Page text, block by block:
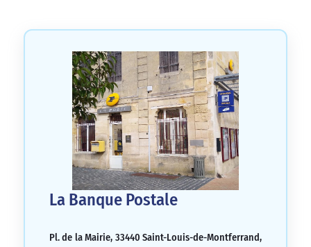
La Banque Postale
Pl. de la Mairie, 33440 Saint-Louis-de-Montferrand,